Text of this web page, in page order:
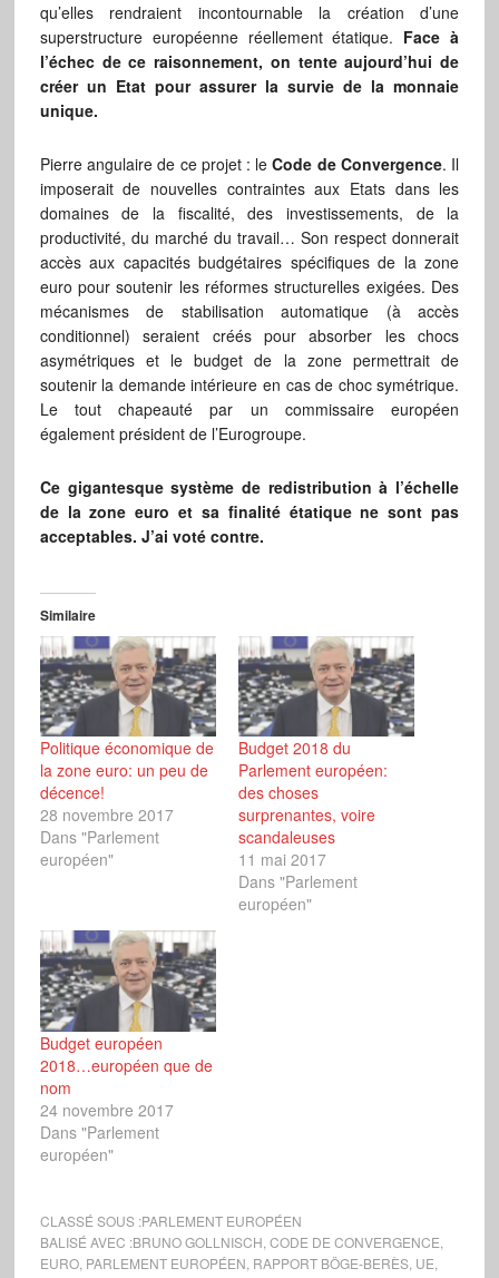
qu’elles rendraient incontournable la création d’une
superstructure européenne réellement étatique. Face à
l’échec de ce raisonnement, on tente aujourd’hui de
créer un Etat pour assurer la survie de la monnaie
unique.
Pierre angulaire de ce projet : le Code de Convergence. Il
imposerait de nouvelles contraintes aux Etats dans les
domaines de la fiscalité, des investissements, de la
productivité, du marché du travail… Son respect donnerait
accès aux capacités budgétaires spécifiques de la zone
euro pour soutenir les réformes structurelles exigées. Des
mécanismes de stabilisation automatique (à accès
conditionnel) seraient créés pour absorber les chocs
asymétriques et le budget de la zone permettrait de
soutenir la demande intérieure en cas de choc symétrique.
Le tout chapeauté par un commissaire européen
également président de l’Eurogroupe.
Ce gigantesque système de redistribution à l’échelle
de la zone euro et sa finalité étatique ne sont pas
acceptables. J’ai voté contre.
Similaire
Politique économique de
la zone euro: un peu de
décence!
28 novembre 2017
Dans "Parlement
européen"
Budget 2018 du
Parlement européen:
des choses
surprenantes, voire
scandaleuses
11 mai 2017
Dans "Parlement
européen"
Budget européen
2018…européen que de
nom
24 novembre 2017
Dans "Parlement
européen"
CLASSÉ SOUS :PARLEMENT EUROPÉEN
BALISÉ AVEC :BRUNO GOLLNISCH CODE DE CONVERGENCE
EURO, PARLEMENT EUROPÉEN RAPPORT BÖGE-BERÈS, UE